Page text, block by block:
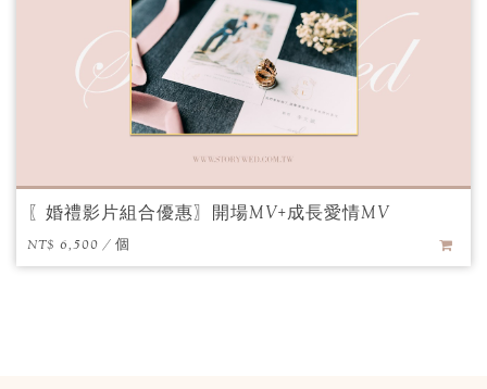
〖婚禮影片組合優惠〗開場MV+成長愛情MV
NT$ 6,500 / 個